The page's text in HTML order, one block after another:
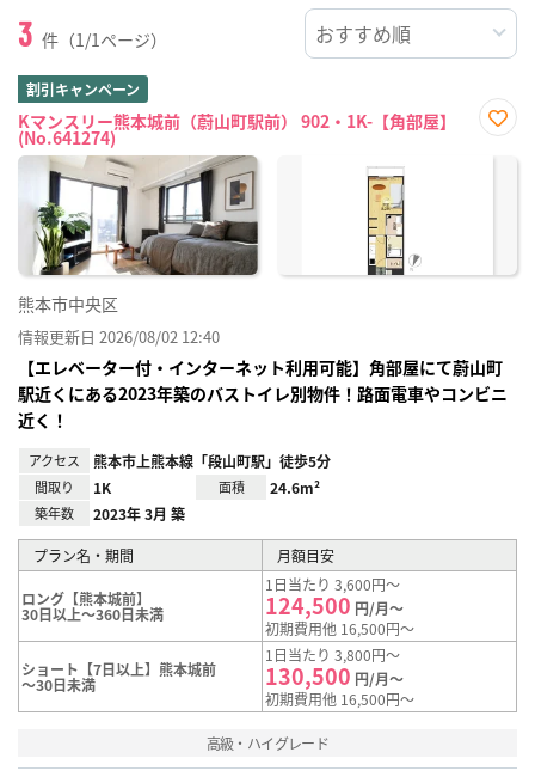
3 件（1/1ページ）
割引キャンペーン
Kマンスリー熊本城前（蔚山町駅前） 902・1K-【角部屋】
(No.641274)
に入
熊本市中央区
情報更新日 2026/08/02 12:40
【エレベーター付・インターネット利用可能】角部屋にて蔚山町
駅近くにある2023年築のバストイレ別物件！路面電車やコンビニ
近く！
アクセス 熊本市上熊本線「段山町駅」徒歩5分
間取り 1K 面積 24.6m²
築年数 2023年 3月 築
プラン名・期間 月額目安
ロング【熊本城前】
30日以上～360日未満
1日当たり 3,600円～
124,500 円/月～
初期費用他 16,500円～
ショート【7日以上】熊本城前
～30日未満
1日当たり 3,800円～
130,500 円/月～
初期費用他 16,500円～
高級・ハイグレード